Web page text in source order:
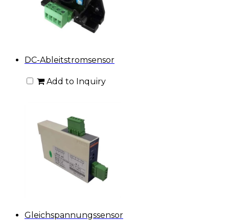
DC-Ableitstromsensor
Add to Inquiry
Gleichspannungssensor